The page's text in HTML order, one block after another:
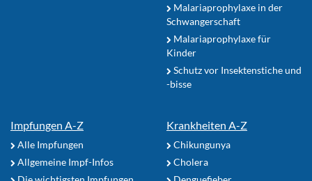
Malariaprophylaxe in der
Schwangerschaft
Malariaprophylaxe für
Kinder
Schutz vor Insektenstiche und
-bisse
Impfungen A-Z
Alle Impfungen
Allgemeine Impf-Infos
Krankheiten A-Z
Chikungunya
Cholera